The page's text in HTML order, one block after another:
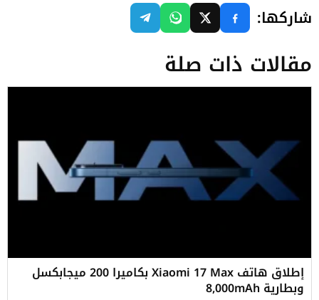
شاركها:
مقالات ذات صلة
إطلاق هاتف Xiaomi 17 Max بكاميرا 200 ميجابكسل
وبطارية 8,000mAh